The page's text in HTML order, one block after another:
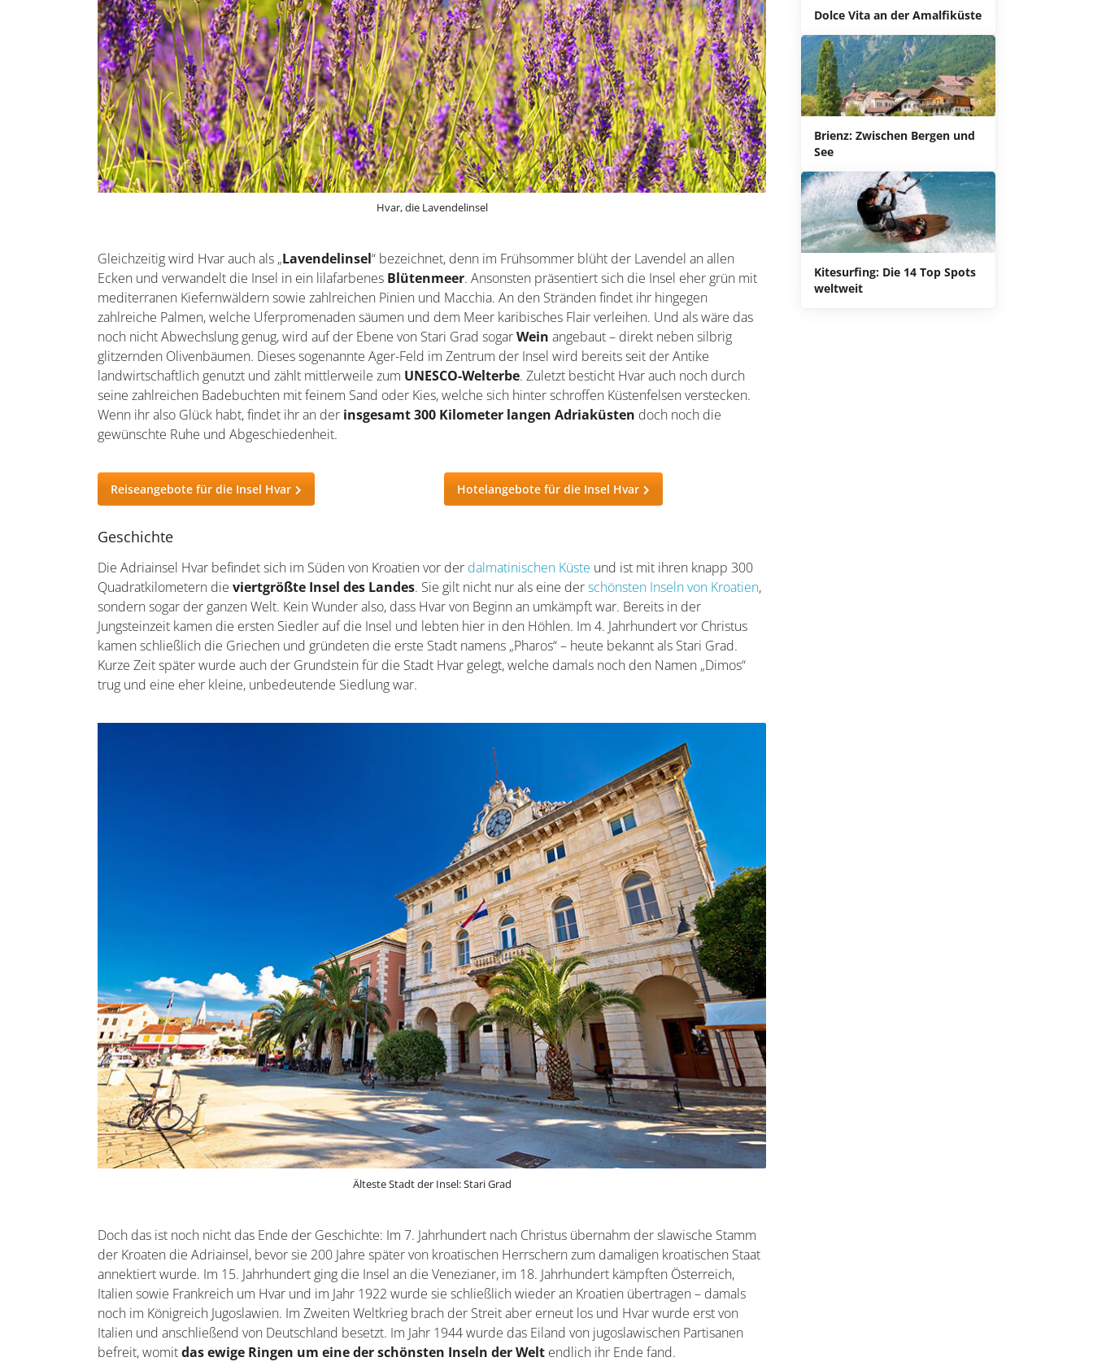
Hvar, die Lavendelinsel
Gleichzeitig wird Hvar auch als „Lavendelinsel“ bezeichnet, denn im Frühsommer blüht der Lavendel an allen
Ecken und verwandelt die Insel in ein lilafarbenes Blütenmeer. Ansonsten präsentiert sich die Insel eher grün mit
mediterranen Kiefernwäldern sowie zahlreichen Pinien und Macchia. An den Stränden findet ihr hingegen
zahlreiche Palmen, welche Uferpromenaden säumen und dem Meer karibisches Flair verleihen. Und als wäre das
noch nicht Abwechslung genug, wird auf der Ebene von Stari Grad sogarWein angebaut – direkt neben silbrig
glitzernden Olivenbäumen. Dieses sogenannte Ager-Feld im Zentrum der Insel wird bereits seit der Antike
landwirtschaftlich genutzt und zählt mittlerweile zum UNESCO-Welterbe. Zuletzt besticht Hvar auch noch durch
seine zahlreichen Badebuchten mit feinem Sand oder Kies, welche sich hinter schroffen Küstenfelsen verstecken.
Wenn ihr also Glück habt, findet ihr an der insgesamt 300 Kilometer langen Adriaküsten doch noch die
gewünschte Ruhe und Abgeschiedenheit.
Reiseangebote für die Insel Hvar Hotelangebote für die Insel Hvar
Geschichte
Die Adriainsel Hvar befindet sich im Süden von Kroatien vor der dalmatinischen Küste und ist mit ihren knapp 300
Quadratkilometern dieviertgrößte Insel des Landes. Sie gilt nicht nur als eine derschönsten Inseln von Kroatien,
sondern sogar der ganzen Welt. Kein Wunder also, dass Hvar von Beginn an umkämpft war. Bereits in der
Jungsteinzeit kamen die ersten Siedler auf die Insel und lebten hier in den Höhlen. Im 4. Jahrhundert vor Christus
kamen schließlich die Griechen und gründeten die erste Stadt namens „Pharos“ – heute bekannt als Stari Grad.
Kurze Zeit später wurde auch der Grundstein für die Stadt Hvar gelegt, welche damals noch den Namen „Dimos“
trug und eine eher kleine, unbedeutende Siedlung war.
Älteste Stadt der Insel: Stari Grad
Doch das ist noch nicht das Ende der Geschichte: Im 7. Jahrhundert nach Christus übernahm der slawische Stamm
der Kroaten die Adriainsel, bevor sie 200 Jahre später von kroatischen Herrschern zum damaligen kroatischen Staat
annektiert wurde. Im 15. Jahrhundert ging die Insel an die Venezianer, im 18. Jahrhundert kämpften Österreich,
Italien sowie Frankreich um Hvar und im Jahr 1922 wurde sie schließlich wieder an Kroatien übertragen – damals
noch im Königreich Jugoslawien. Im Zweiten Weltkrieg brach der Streit aber erneut los und Hvar wurde erst von
Italien und anschließend von Deutschland besetzt. Im Jahr 1944 wurde das Eiland von jugoslawischen Partisanen
befreit, womitdas ewige Ringen um eine der schönsten Inseln der Welt endlich ihr Ende fand.
Dolce Vita an der Amalfiküste
Brienz: Zwischen Bergen und
See
Kitesurfing: Die 14 Top Spots
weltweit